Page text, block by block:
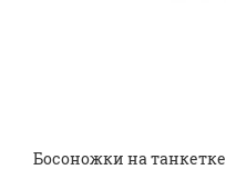
Босоножки на танкетке